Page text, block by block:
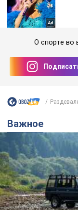
О спорте во
Важное